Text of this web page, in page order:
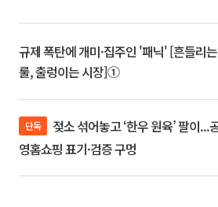
규제 폭탄에 개미·집주인 '패닉' [흔들리는
룰, 출렁이는 시장]①
단독
영홈쇼핑 표기·검증 구멍